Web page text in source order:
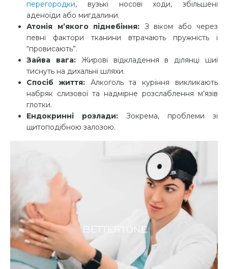
перегородки, вузькі носові ходи, збільшені
аденоїди або мигдалини.
Атонія м’якого піднебіння: З віком або через
певні фактори тканини втрачають пружність і
“провисають”.
Зайва вага:Жирові відкладення в ділянці шиї
тиснуть на дихальні шляхи.
Спосіб життя:Алкоголь та куріння викликають
набряк слизової та надмірне розслаблення м’язів
глотки.
Ендокринні розлади: Зокрема, проблеми зі
щитоподібною залозою.